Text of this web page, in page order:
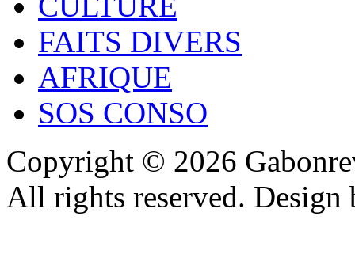
FAITS DIVERS
AFRIQUE
SOS CONSO
Copyright © 2026
All rights reserved.